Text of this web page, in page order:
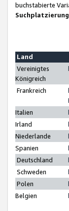
buchstabierte
Suchplatzierung
Land
Vereinigtes
Königreich
Frankreich
Italien
Irland
Niederlande
Spanien
Deutschland
Schweden
Polen
Belgien